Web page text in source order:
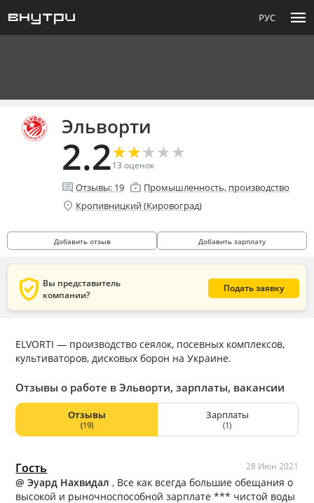
РУС menu
Эльворти
2.2★
★★
★★
★★
★★
★
13 оценок
comment Отзывы: 19 enterprise Промышленность, производство
location_on Кропивницкий (Кировоград)
Добавить отзыв Добавить зарплату
verified_user Вы представитель
компании?
Подать заявку
ELVORTI — производство сеялок, посевных комплексов,
культиваторов, дисковых борон на Украине.
Отзывы о работе в Эльворти, зарплаты, вакансии
Отзывы
(19)
Зарплаты
(1)
Гость 28 Июн 2021
@ Эуард Нахвидал, Все как всегда большие обещания о
высокой и рыночноспособной зарплате *** чистой воды